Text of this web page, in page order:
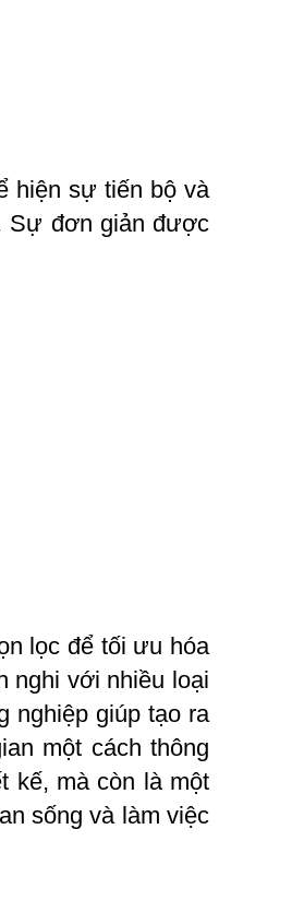
hiện sự tiến bộ và
Sự đơn giản được
lọc để tối ưu hóa
nghi với nhiều loại
nghiệp giúp tạo ra
một cách thông
kế, mà còn là một
sống và làm việc